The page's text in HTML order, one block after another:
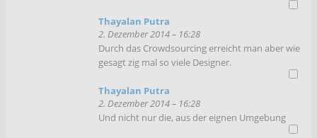
Thayalan Putra
2. Dezember 2014 – 16:28
Durch das Crowdsourcing erreicht man aber wie
gesagt zig mal so viele Designer.
Thayalan Putra
2. Dezember 2014 – 16:28
Und nicht nur die, aus der eignen Umgebung